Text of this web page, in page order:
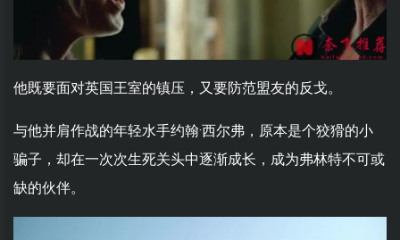
他既要面对英国王室的镇压，又要防范盟友的反戈。
与他并肩作战的年轻水手约翰·西尔弗，原本是个狡猾的小
骗子，却在一次次生死关头中逐渐成长，成为弗林特不可或
缺的伙伴。